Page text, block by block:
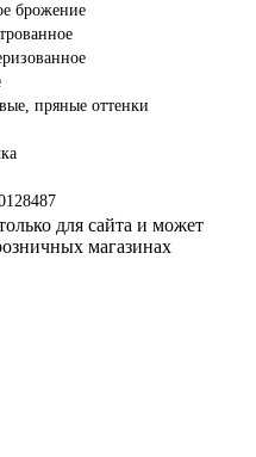
брожение
пряные оттенки
для сайта и может
магазинах